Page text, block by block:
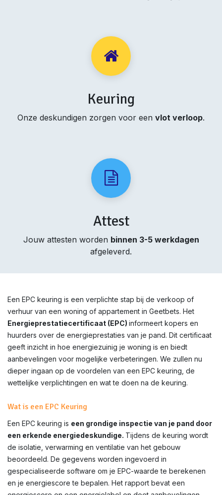
Keuring
Onze deskundigen zorgen voor een vlot verloop.
Attest
Jouw attesten worden binnen 3-5 werkdagen
afgeleverd.
Een EPC keuring is een verplichte stap bij de verkoop of
verhuur van een woning of appartement in Geetbets. Het
Energieprestatiecertificaat (EPC) informeert kopers en
huurders over de energieprestaties van je pand. Dit certificaat
geeft inzicht in hoe energiezuinig je woning is en biedt
aanbevelingen voor mogelijke verbeteringen. We zullen nu
dieper ingaan op de voordelen van een EPC keuring, de
wettelijke verplichtingen en wat te doen na de keuring.
Wat is een EPC Keuring
Een EPC keuring is een grondige inspectie van je pand door
een erkende energiedeskundige. Tijdens de keuring wordt
de isolatie, verwarming en ventilatie van het gebouw
beoordeeld. De gegevens worden ingevoerd in
gespecialiseerde software om je EPC-waarde te berekenen
en je energiescore te bepalen. Het rapport bevat een